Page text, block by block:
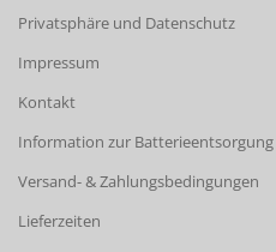
Privatsphäre und Datenschutz
Impressum
Kontakt
Information zur Batterieentsorgung
Versand- & Zahlungsbedingungen
Lieferzeiten